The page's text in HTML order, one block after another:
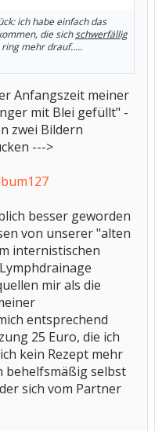
ich habe einfach das
die sichschwerfällig
mehr drauf.....
Anfangszeit meiner
mit Blei gefüllt" -
zwei Bildern
--->
besser geworden
von unserer "alten
internistischen
mir als die
entsprechend
25 Euro, die ich
kein Rezept mehr
behelfsmäßig selbst
sich vom Partner